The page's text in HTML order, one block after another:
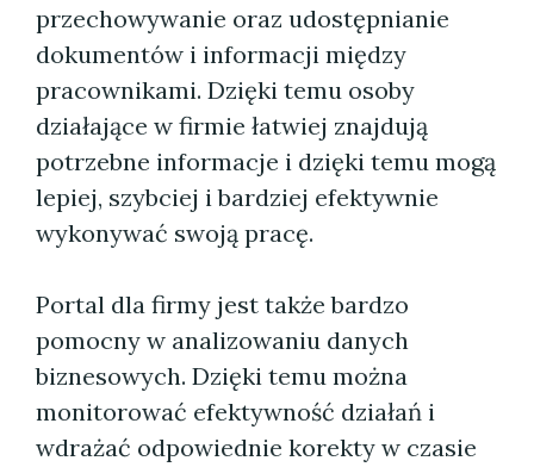
przechowywanie oraz udostępnianie
dokumentów i informacji między
pracownikami. Dzięki temu osoby
działające w firmie łatwiej znajdują
potrzebne informacje i dzięki temu mogą
lepiej, szybciej i bardziej efektywnie
wykonywać swoją pracę.
Portal dla firmy jest także bardzo
pomocny w analizowaniu danych
biznesowych. Dzięki temu można
monitorować efektywność działań i
wdrażać odpowiednie korekty w czasie